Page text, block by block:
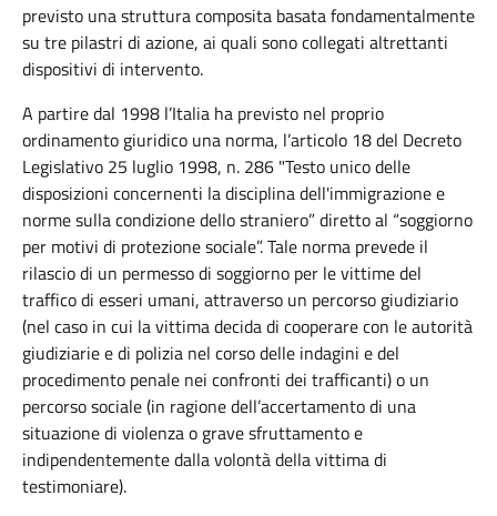
previsto una struttura composita basata fondamentalmente
su tre pilastri di azione, ai quali sono collegati altrettanti
dispositivi di intervento.
A partire dal 1998 l’Italia ha previsto nel proprio
ordinamento giuridico una norma, l’articolo 18 del Decreto
Legislativo 25 luglio 1998, n. 286 "Testo unico delle
disposizioni concernenti la disciplina dell'immigrazione e
norme sulla condizione dello straniero” diretto al “soggiorno
per motivi di protezione sociale”. Tale norma prevede il
rilascio di un permesso di soggiorno per le vittime del
traffico di esseri umani, attraverso un percorso giudiziario
(nel caso in cui la vittima decida di cooperare con le autorità
giudiziarie e di polizia nel corso delle indagini e del
procedimento penale nei confronti dei trafficanti) o un
percorso sociale (in ragione dell’accertamento di una
situazione di violenza o grave sfruttamento e
indipendentemente dalla volontà della vittima di
testimoniare).